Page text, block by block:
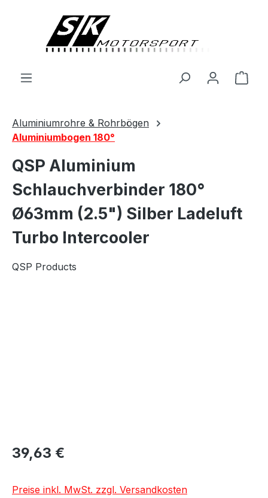
Aluminiumrohre & Rohrbögen
Aluminiumbogen 180°
QSP Aluminium
Schlauchverbinder 180°
Ø63mm (2.5") Silber Ladeluft
Turbo Intercooler
QSP Products
39,63 €
Preise inkl. MwSt. zzgl. Versandkosten